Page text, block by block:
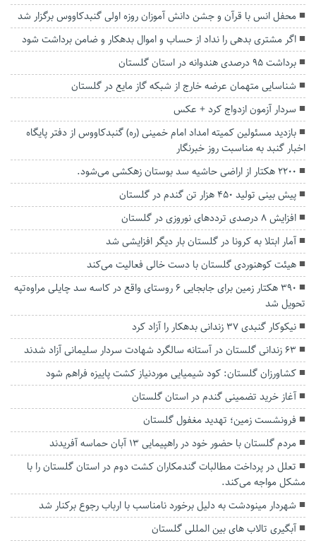
محفل انس با قرآن و جشن دانش آموزان روزه اولی گنبدکاووس برگزار شد
اگر مشتری بدهی را نداد از حساب و اموال بدهکار و ضامن برداشت شود
برداشت ۹۵ درصدی هندوانه در استان گلستان
شناسایی متهمان عرضه خارج از شبکه گاز مایع در گلستان
سردار آزمون ازدواج کرد + عکس
بازدید مسئولین کمیته امداد امام‌ خمینی (ره) گنبدکاووس از دفتر پایگاه
اخبار گنبد به مناسبت روز خبرنگار
۲۲۰۰ هکتار از اراضی حاشیه سد بوستان زهکشی می‌شود.
پیش بینی تولید ۴۵۰ هزار تن گندم در گلستان
افزایش ۸ درصدی ترددهای نوروزی در گلستان
آمار ابتلا به کرونا در گلستان بار دیگر افزایشی شد
هیئت کوهنوردی گلستان با دست خالی فعالیت می‌کند
۳۹۰ هکتار زمین برای جابجایی ۶ روستای واقع در کاسه سد چایلی مراوه‌تپه
تحویل شد
نیکوکار گنبدی ۳۷ زندانی بدهکار را آزاد کرد
۶۳ زندانی گلستان در آستانه سالگرد شهادت سردار سلیمانی آزاد شدند
کشاورزان گلستان: کود شیمیایی موردنیاز کشت پاییزه فراهم شود
آغاز خرید تضمینی گندم در استان گلستان
فرونشست زمین؛ تهدید مغفول گلستان
مردم گلستان با حضور خود در راهپیمایی ۱۳ آبان حماسه آفریدند
تعلل در پرداخت مطالبات گندمکاران کشت دوم در استان گلستان را با
مشکل مواجه می‌کند.
شهردار مینودشت به دلیل برخورد نامناسب با ارباب رجوع برکنار شد
آبگیری تالاب های بین المللی گلستان